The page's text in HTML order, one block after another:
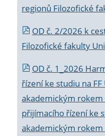
regionů Filozofické
OD č. 2/2026 k
Filozofické fakulty
OD č. 1_2026
řízení ke studiu na
akademickým
přijímacího řízení ke
akademickým